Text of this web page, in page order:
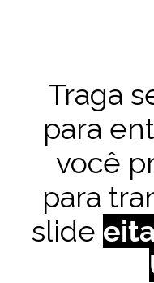
Traga
para
você
para
slide